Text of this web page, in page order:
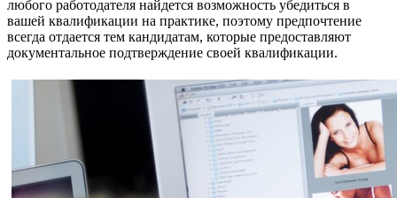
любого работодателя найдется возможность убедиться в
вашей квалификации на практике, поэтому предпочтение
всегда отдается тем кандидатам, которые предоставляют
документальное подтверждение своей квалификации.